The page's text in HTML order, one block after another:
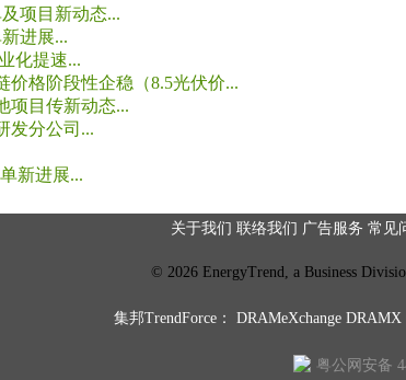
项目新动态...
进展...
化提速...
格阶段性企稳（8.5光伏价...
项目传新动态...
发分公司...
新进展...
关于我们 联络我们 广告服务 常见
© 2026 EnergyTrend, a Business
集邦TrendForce： DRAMeXchange DRAMX
粤公网安备